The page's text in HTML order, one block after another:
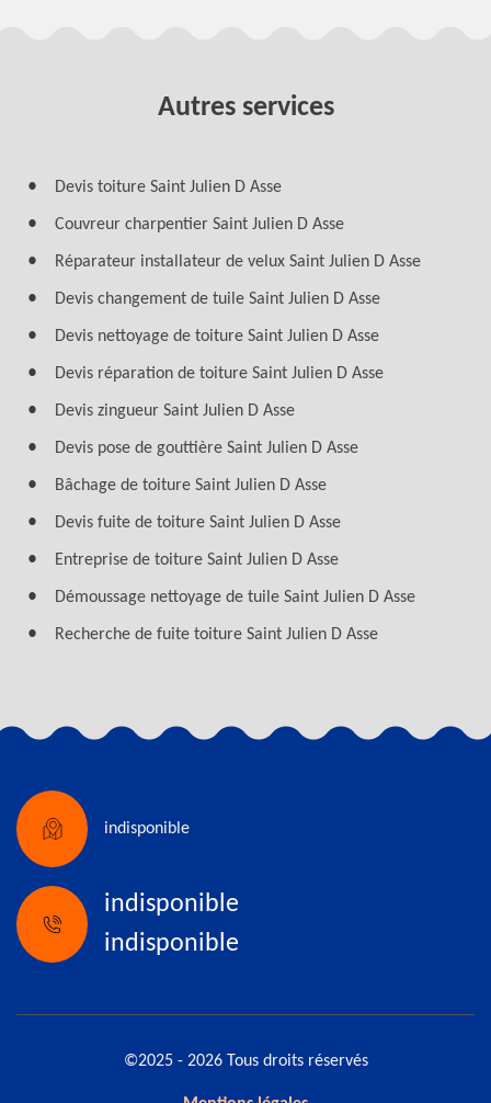
Autres services
Devis toiture Saint Julien D Asse
Couvreur charpentier Saint Julien D Asse
Réparateur installateur de velux Saint Julien D Asse
Devis changement de tuile Saint Julien D Asse
Devis nettoyage de toiture Saint Julien D Asse
Devis réparation de toiture Saint Julien D Asse
Devis zingueur Saint Julien D Asse
Devis pose de gouttière Saint Julien D Asse
Bâchage de toiture Saint Julien D Asse
Devis fuite de toiture Saint Julien D Asse
Entreprise de toiture Saint Julien D Asse
Démoussage nettoyage de tuile Saint Julien D Asse
Recherche de fuite toiture Saint Julien D Asse
indisponible
indisponible
indisponible
©2025 - 2026 Tous droits réservés